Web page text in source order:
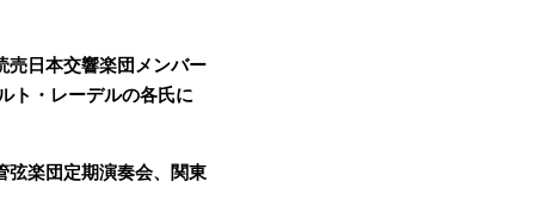
売日本交響楽団メンバー
ト・レーデルの各氏に
弦楽団定期演奏会、関東